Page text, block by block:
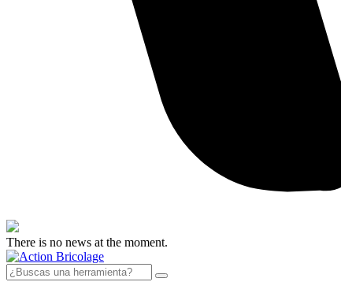
There is no news at the moment.